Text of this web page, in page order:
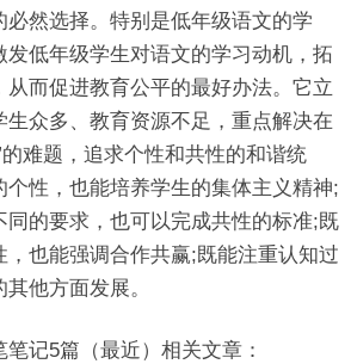
必然选择。特别是低年级语文的学
发低年级学生对语文的学习动机，拓
从而促进教育公平的最好办法。它立
众多、教育资源不足，重点解决在
难题，追求个性和共性的和谐统
个性，也能培养学生的集体主义精神;
同的要求，也可以完成共性的标准;既
，也能强调合作共赢;既能注重认知过
他方面发展。
记5篇（最近）相关文章：